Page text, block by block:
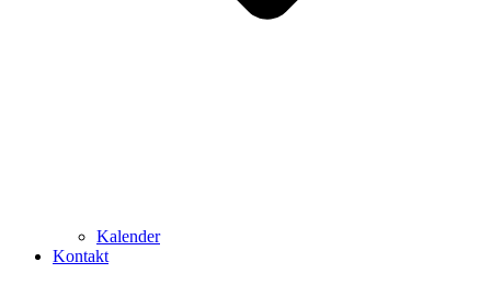
Kalender
Kontakt